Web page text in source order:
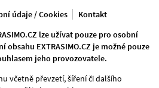
údaje / Cookies
Kontakt
lze užívat pouze pro osobní
EXTRASIMO.CZ je možné pouze
jeho provozovatele.
včetně převzetí, šíření či dalšího